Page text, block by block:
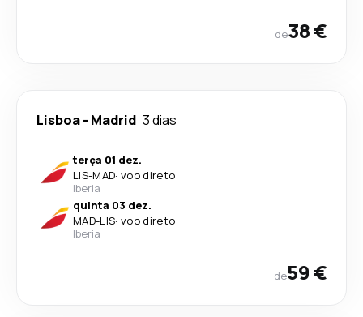
de38 €
Lisboa- Madrid 3 dias
terça 01 dez.
LIS-MAD· voo direto
Iberia
quinta 03 dez.
MAD-LIS· voo direto
Iberia
de59 €